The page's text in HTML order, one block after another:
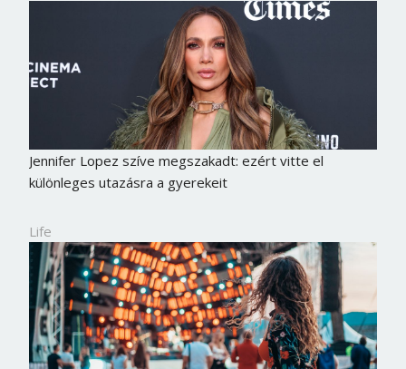
Jennifer Lopez szíve megszakadt: ezért vitte el
különleges utazásra a gyerekeit
Life
Borsonline bejelentkezés
E-mail cím vagy felhasználónév